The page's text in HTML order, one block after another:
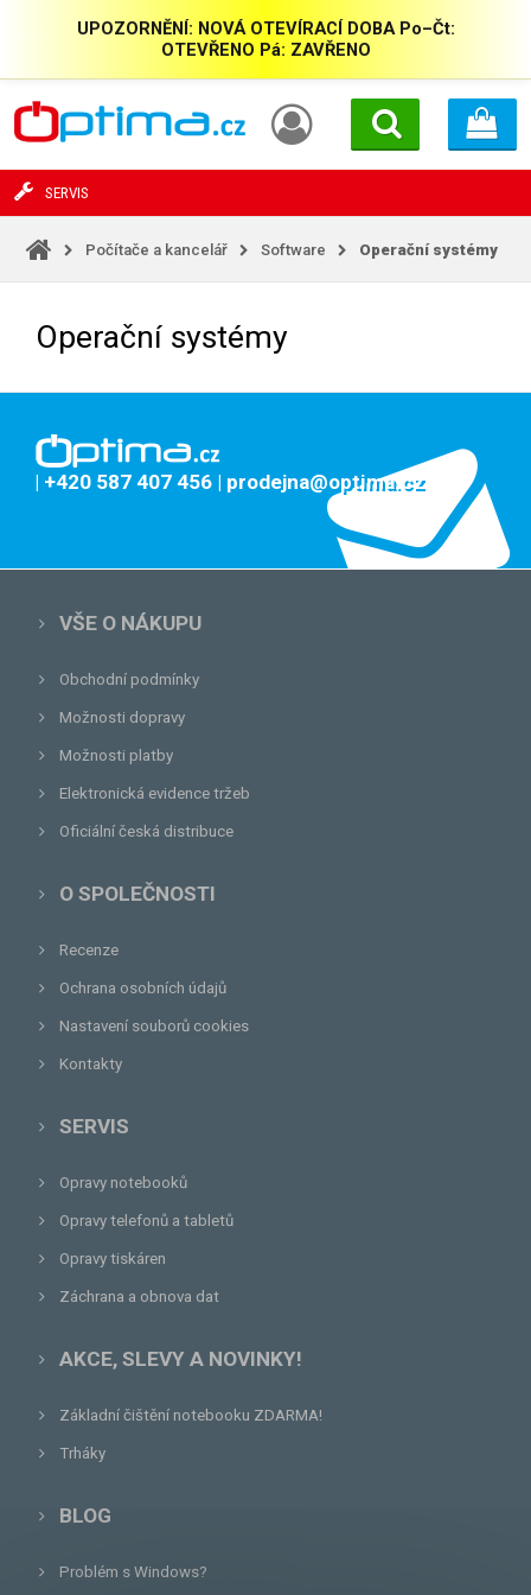
UPOZORNĚNÍ: NOVÁ OTEVÍRACÍ DOBA Po–Čt:
OTEVŘENO Pá: ZAVŘENO
SERVIS
Počítače a kancelář Software Operační systémy
Operační systémy
| +420 587 407 456 | prodejna@optima.cz
VŠE O NÁKUPU
Obchodní podmínky
Možnosti dopravy
Možnosti platby
Elektronická evidence tržeb
Oficiální česká distribuce
O SPOLEČNOSTI
Recenze
Ochrana osobních údajů
Nastavení souborů cookies
Kontakty
SERVIS
Opravy notebooků
Opravy telefonů a tabletů
Opravy tiskáren
Záchrana a obnova dat
AKCE, SLEVY A NOVINKY!
Základní čištění notebooku ZDARMA!
Trháky
BLOG
Problém s Windows?